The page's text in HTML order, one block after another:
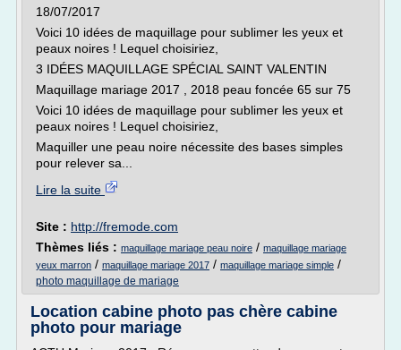
18/07/2017
Voici 10 idées de maquillage pour sublimer les yeux et
peaux noires ! Lequel choisiriez,
3 IDÉES MAQUILLAGE SPÉCIAL SAINT VALENTIN
Maquillage mariage 2017 , 2018 peau foncée 65 sur 75
Voici 10 idées de maquillage pour sublimer les yeux et
peaux noires ! Lequel choisiriez,
Maquiller une peau noire nécessite des bases simples
pour relever sa...
Lire la suite
Site : http://fremode.com
Thèmes liés : maquillage mariage peau noire / maquillage mariage
yeux marron / maquillage mariage 2017 / maquillage mariage simple /
photo maquillage de mariage
Location cabine photo pas chère cabine
photo pour mariage